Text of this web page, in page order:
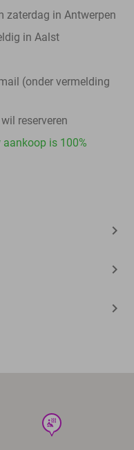
zaterdag in Antwerpen
in Aalst
(onder vermelding
reserveren
is 100%
wellness